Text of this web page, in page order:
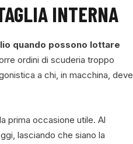
INTERNA
quando possono lottare
ordini di scuderia troppo
a chi, in macchina, deve
prima occasione utile. Al
lasciando che siano la